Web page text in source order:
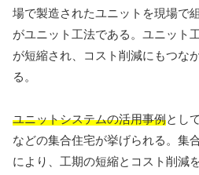
場で製造されたユニットを現場で
がユニット工法である。ユニット
が短縮され、コスト削減にもつな
る。
ユニットシステムの活用事例とし
などの集合住宅が挙げられる。集
により、工期の短縮とコスト削減